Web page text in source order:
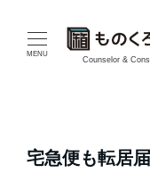
MENU
Counselor &
宅急便も転居